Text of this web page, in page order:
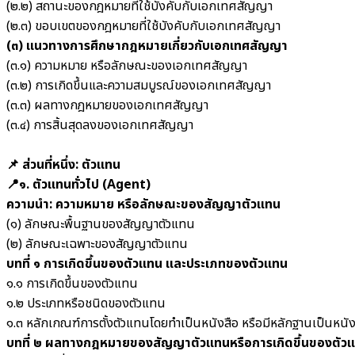
(๒.๒) สถานะของกฎหมายที่ใช้บังคับกับเอกเทศสัญญา
(๒.๓) ขอบเขตของกฎหมายที่ใช้บังคับกับเอกเทศสัญญา
(๓) แนวทางการศึกษากฎหมายเกี่ยวกับเอกเทศสัญญา
(๓.๑) ความหมาย หรือลักษณะของเอกเทศสัญญา
(๓.๒) การเกิดขึ้นและความสมบูรณ์ของเอกเทศสัญญา
(๓.๓) ผลทางกฎหมายของเอกเทศสัญญา
(๓.๔) การสิ้นสุดลงของเอกเทศสัญญา
📌 ส่วนที่หนึ่ง: ตัวแทน
📍๑. ตัวแทนทั่วไป (Agent)
ความนำ: ความหมาย หรือลักษณะของสัญญาตัวแทน
(๑) ลักษณะพื้นฐานของสัญญาตัวแทน
(๒) ลักษณะเฉพาะของสัญญาตัวแทน
บทที่ ๑ การเกิดขึ้นของตัวแทน และประเภทของตัวแทน
๑.๑ การเกิดขึ้นของตัวแทน
๑.๒ ประเภทหรือชนิดของตัวแทน
๑.๓ หลักเกณฑ์การตั้งตัวแทนโดยทำเป็นหนังสือ หรือมีหลักฐานเป็นหนั
บทที่ ๒ ผลทางกฎหมายของสัญญาตัวแทนหรือการเกิดขึ้นของตัว